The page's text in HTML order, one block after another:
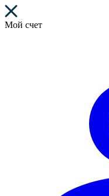
Мой счет